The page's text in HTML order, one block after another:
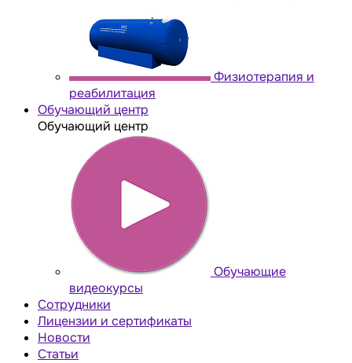
Физиотерапия и
реабилитация
Обучающий центр
Обучающий центр
Обучающие
видеокурсы
Сотрудники
Лицензии и сертификаты
Новости
Статьи